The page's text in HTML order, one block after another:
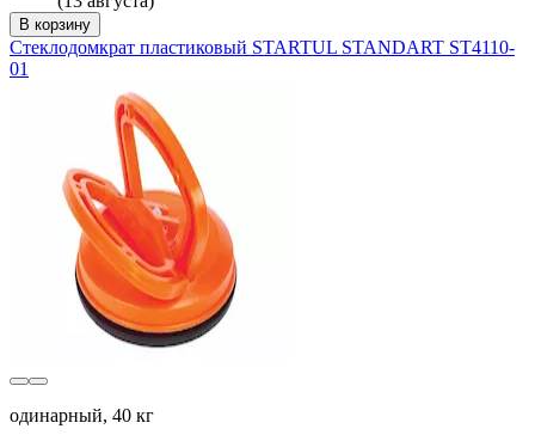
В корзину
Стеклодомкрат пластиковый STARTUL STANDART ST4110-
01
одинарный, 40 кг